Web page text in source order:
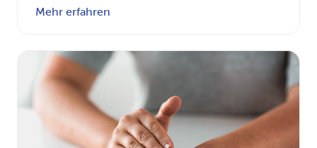
Mehr erfahren